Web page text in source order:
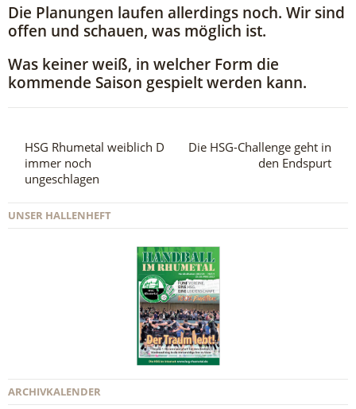
Die Planungen laufen allerdings noch. Wir sind
offen und schauen, was möglich ist.
Was keiner weiß, in welcher Form die
kommende Saison gespielt werden kann.
HSG Rhumetal weiblich D
immer noch
ungeschlagen
Die HSG-Challenge geht in
den Endspurt
UNSER HALLENHEFT
ARCHIVKALENDER